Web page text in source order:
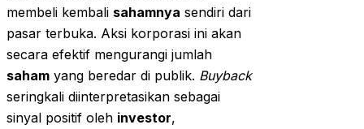
membeli kembali sahamnya sendiri dari
pasar terbuka. Aksi korporasi ini akan
secara efektif mengurangi jumlah
saham yang beredar di publik. Buyback
seringkali diinterpretasikan sebagai
sinyal positif oleh investor,